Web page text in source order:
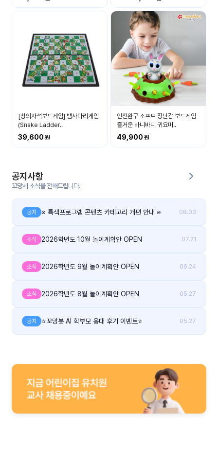
공지
사항
이벤
트
들의
이야
후기
게시
판
그
[창의자석보드게임] 뱀사다리게임
(Snake Ladder..
39,600
안전완구 소프트 장난감 보드게임
즐거운 바니바니 귀요미..
49,900
공지사항
꼬망세 소식을 전해드립니다.
공지 ※ 특색프로그램 콘텐츠 카테고리 개편 안내 ※ 08.03
소식 2026학년도 10월 놀이계획안 OPEN 07.21
소식 2026학년도 9월 놀이계획안 OPEN 06.24
소식 2026학년도 8월 놀이계획안 OPEN 05.27
공지 ⭐꼬망봇 AI 학부모 응대 후기 이벤트⭐ 05.27